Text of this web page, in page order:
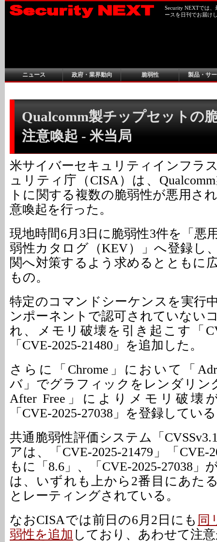
Security NEXTでは
ースを日刊でお届け
ニュース 政府・業界動向 脆弱性 製品・サ
Qualcomm製チップセットの
注意喚起 - 米当局
米サイバーセキュリティインフラ
ュリティ庁（CISA）は、
トに関する複数の脆弱性が悪用さ
意喚起を行った。
現地時間6月3日に脆弱性3件を「悪
弱性カタログ（KEV）」へ登録し
関へ対策するよう求めるとともに
もの。
特定のコマンドシーケンスを実行
ンポーネントで認可されていない
れ、メモリ破壊を引き起こす「
「CVE-2025-21480」を追加した。
さらに「Chrome」において「
バ」でグラフィックをレンダリン
After Free」によりメモリ破壊
「CVE-2025-27038」を登録してい
共通脆弱性評価システム「
アは、「CVE-2025-21479」「CVE-
もに「8.6」、「CVE-2025-27038」
は、いずれも上から2番目にあた
とレーティングされている。
なおCISAでは前日の6月2日にも 同
弱性を追加 しており、あわせて注